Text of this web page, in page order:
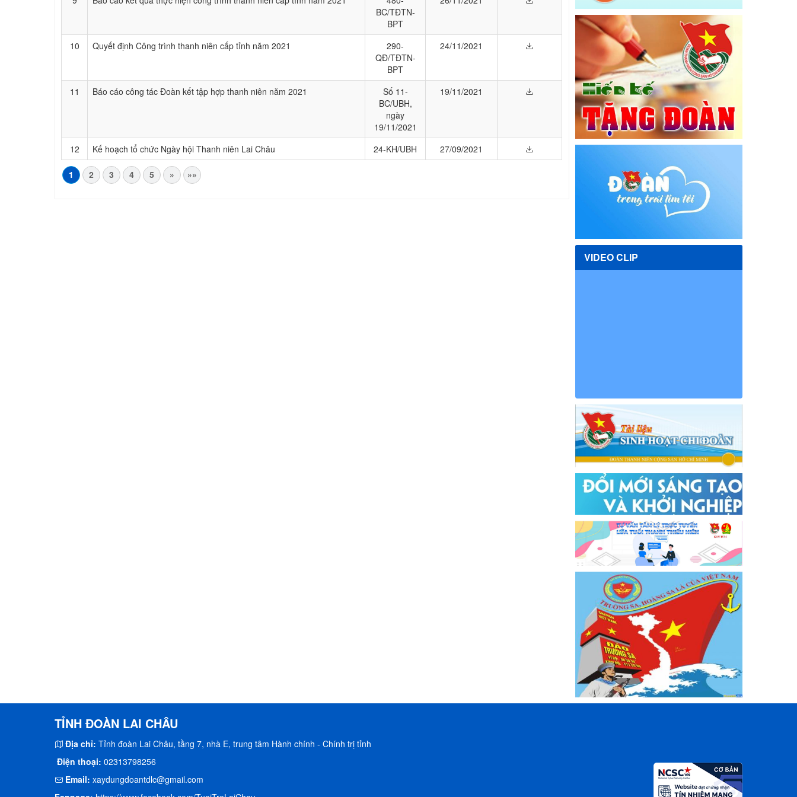
BC/TĐTN-
BPT
10 Quyết định Công trình thanh niên cấp tỉnh năm 2021
290-
QĐ/TĐTN-
BPT
24/11/2021
11 Báo cáo công tác Đoàn kết tập hợp thanh niên năm 2021
Số 11-
BC/UBH,
ngày
19/11/2021
19/11/2021
12 Kế hoạch tổ chức Ngày hội Thanh niên Lai Châu 24-KH/UBH 27/09/2021
1 2 3 4 5 » »»
VIDEO CLIP
TỈNH ĐOÀN LAI CHÂU
Địa chỉ: Tỉnh đoàn Lai Châu, tầng 7, nhà E, trung tâm Hành chính - Chính trị tỉnh
Điện thoại: 02313798256
Email: xaydungdoantdlc@gmail.com